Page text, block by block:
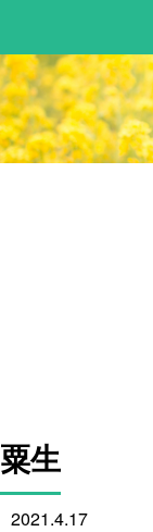
粟生
2021.4.17